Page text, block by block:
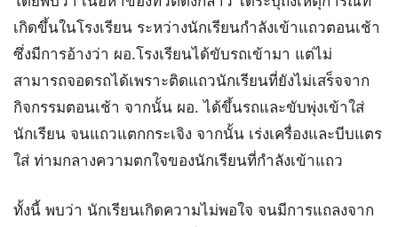
เกิดขึ้นในโรงเรียน ระหว่างนักเรียนกำลังเข้าแถวตอนเช้า
ซึ่งมีการอ้างว่า ผอ.โรงเรียนได้ขับรถเข้ามา แต่ไม่
สามารถจอดรถได้เพราะติดแถวนักเรียนที่ยังไม่เสร็จจาก
กิจกรรมตอนเช้า จากนั้น ผอ. ได้ขึ้นรถและขับพุ่งเข้าใส่
นักเรียน จนแถวแตกกระเจิง จากนั้น เร่งเครื่องและบีบแตร
ใส่ ท่ามกลางความตกใจของนักเรียนที่กำลังเข้าแถว
ทั้งนี้ พบว่า นักเรียนเกิดความไม่พอใจ จนมีการแถลงจาก